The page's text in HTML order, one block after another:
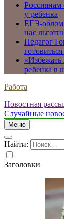
Россиянам
у ребенка
ЕГЭ-
нас
Педагог
«Избежать
ребенка в
Работа
Новостная
Случайные
Меню
Найти:
Заголовки